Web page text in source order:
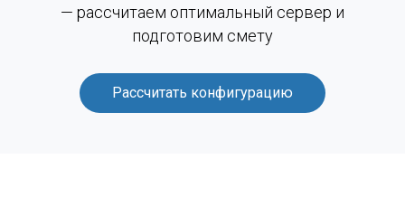
— рассчитаем оптимальный сервер и
подготовим смету
Рассчитать конфигурацию